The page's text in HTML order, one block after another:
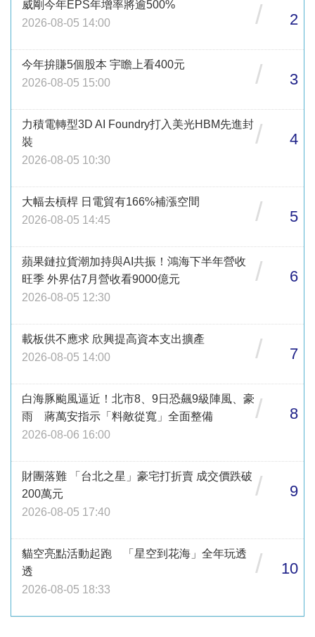
威剛今年EPS年增率將逾500%
2026-08-05 14:00
/ 2
今年拚賺5個股本 宇瞻上看400元
2026-08-05 15:00
/ 3
力積電轉型3D AI Foundry打入美光HBM先進封
裝
2026-08-05 10:30
/ 4
大幅去槓桿 日電貿有166%補漲空間
2026-08-05 14:45
/ 5
蘋果鏈拉貨潮加持與AI共振！鴻海下半年營收
旺季 外界估7月營收看9000億元
2026-08-05 12:30
/ 6
載板供不應求 欣興提高資本支出擴產
2026-08-05 14:00
/ 7
白海豚颱風逼近！北市8、9日恐飆9級陣風、豪
雨 蔣萬安指示「料敵從寬」全面整備
2026-08-06 16:00
/ 8
財團落難 「台北之星」豪宅打折賣 成交價跌破
200萬元
2026-08-05 17:40
/ 9
貓空亮點活動起跑 「星空到花海」全年玩透
透
2026-08-05 18:33
/ 10